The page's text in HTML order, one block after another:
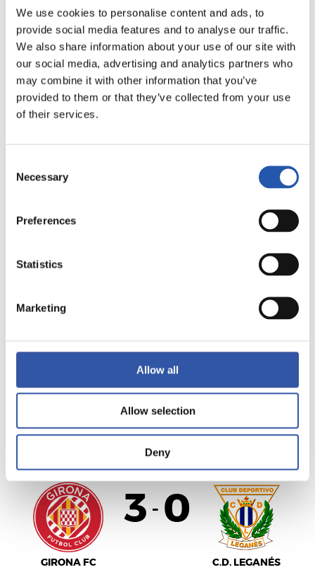
We use cookies to personalise content and ads, to
provide social media features and to analyse our traffic.
We also share information about your use of our site with
our social media, advertising and analytics partners who
may combine it with other information that you’ve
provided to them or that they’ve collected from your use
of their services.
Selection
Necessary
Preferences
Statistics
Marketing
Allow all
Allow selection
Deny
LALIGA
FINALIZADO
1- 2
LALIGA
LALIGA
GIRONA FC
3 - 0
C.D. LEGANÉS